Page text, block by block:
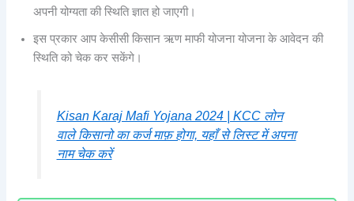
अपनी योग्यता की स्थिति ज्ञात हो जाएगी।
इस प्रकार आप केसीसी किसान ऋण माफी योजना योजना के आवेदन की
स्थिति को चेक कर सकेंगे।
Kisan Karaj Mafi Yojana 2024 | KCC लोन
वाले किसानो का कर्ज माफ़ होगा, यहाँ से लिस्ट में अपना
नाम चेक करें